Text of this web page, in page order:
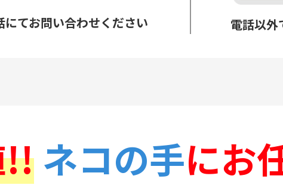
てお問い合わせください 電話以
!! ネコの手にお